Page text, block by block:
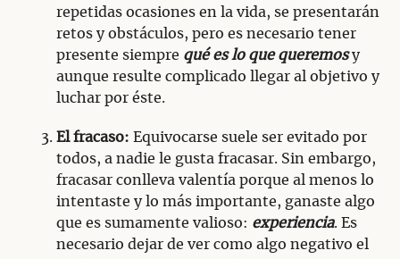
repetidas ocasiones en la vida, se presentarán
retos y obstáculos, pero es necesario tener
presente siempre qué es lo que queremosy
aunque resulte complicado llegar al objetivo y
luchar por éste.
El fracaso: Equivocarse suele ser evitado por
todos, a nadie le gusta fracasar. Sin embargo,
fracasar conlleva valentía porque al menos lo
intentaste y lo más importante, ganaste algo
que es sumamente valioso: experiencia. Es
necesario dejar de ver como algo negativo el